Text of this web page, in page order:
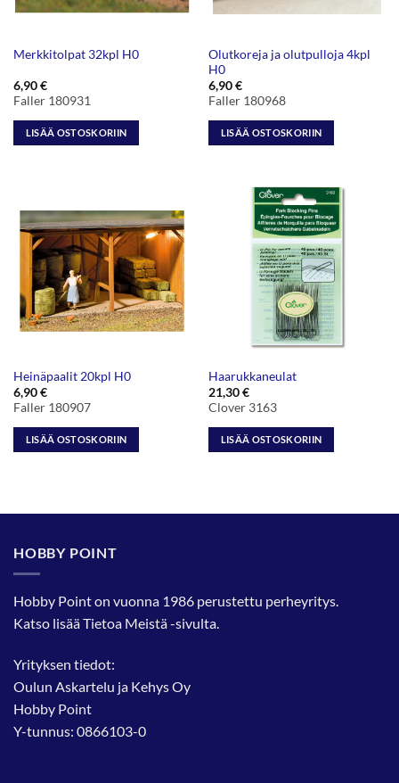
Merkkitolpat 32kpl H0
6,90€
Faller 180931
LISÄÄ OSTOSKORIIN
Olutkoreja ja olutpulloja 4kpl
H0
6,90€
Faller 180968
LISÄÄ OSTOSKORIIN
Heinäpaalit 20kpl H0
6,90€
Faller 180907
LISÄÄ OSTOSKORIIN
Haarukkaneulat
21,30€
Clover 3163
LISÄÄ OSTOSKORIIN
HOBBY POINT
Hobby Point on vuonna 1986 perustettu perheyritys.
Katso lisääTietoa Meistä-sivulta.
Yrityksen tiedot:
Oulun Askartelu ja Kehys Oy
Hobby Point
Y-tunnus: 0866103-0